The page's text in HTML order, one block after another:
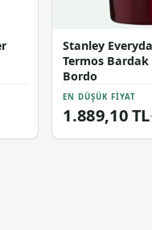
Stanley
Termos Bardak
Bordo
EN DÜŞÜK FIYAT
1.889,10 TL